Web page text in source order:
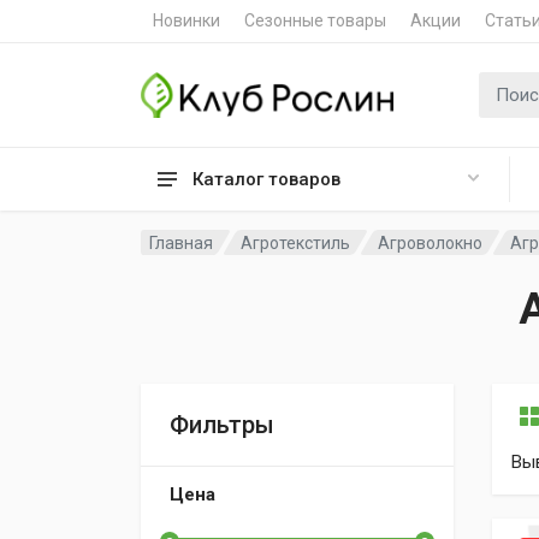
Новинки Сезонные товары Акции
Каталог товаров
Поиск
Главная Агротекстиль Агроволокно
Фильтры
Цена